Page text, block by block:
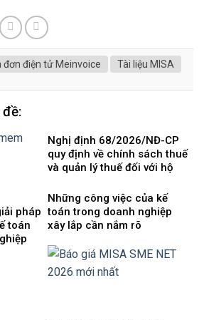
đơn điện tử Meinvoice Tài liệu MISA
pháp
toán
Nghị định 68/2026/NĐ-CP
quy định về chính sách thuế
và quản lý thuế đối với hộ
doanh
Những công việc của kế
toán trong doanh nghiệp
xây lắp cần nắm rõ